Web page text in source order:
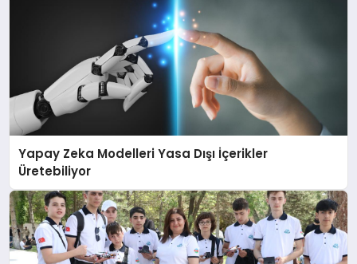
Yapay Zeka Modelleri Yasa Dışı İçerikler
Üretebiliyor